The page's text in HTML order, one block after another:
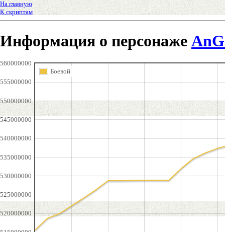
На главную
К скриптам
Информация о персонаже
520000000
525000000
530000000
535000000
540000000
545000000
550000000
555000000
560000000
Боевой